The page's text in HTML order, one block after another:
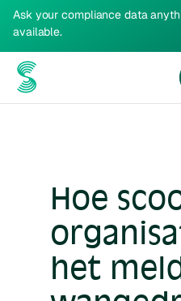
Ask your compliance data
available.
Hoe
het